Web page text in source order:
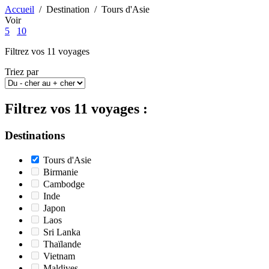
Accueil / Destination / Tours d'Asie
Voir
5
10
Filtrez vos 11 voyages
Triez par
Filtrez vos 11 voyages :
Destinations
Tours d'Asie
Birmanie
Cambodge
Inde
Japon
Laos
Sri Lanka
Thaïlande
Vietnam